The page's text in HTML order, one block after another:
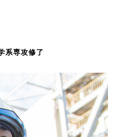
系専攻修了